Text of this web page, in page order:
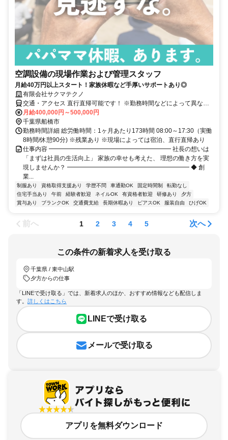
空調設備の現場作業および管理スタッフ
月給40万円以上スタート！家族休暇など手厚いサポートあり◎
有限会社サクマテクノ
交通・アクセス 直行直帰可能です！ ※勤務時間などによって異なる
場合もございます。
月給400,000円～500,000円
千葉県船橋市
勤務時間詳細 総労働時間：1ヶ月あたり173時間 08:00～17:30（実働
8時間/休憩90分) ※残業あり ※現場によっては宿泊、直行直帰あり
仕事内容 ━━━━━━━━━━━━━━━━━━━━ 社長の想いは
「まずは社員の生活向上」 家族の幸せも考えた、 理想の働き方を実
現しませんか？ ━━━━━━━━━━━━━━━━━━━━ ◆ 創
業...
制服あり 資格取得支援あり 学歴不問 車通勤OK 固定時間制
転勤なし
住宅手当あり
午前 経験者歓迎 ネイルOK 有資格者歓迎 研修あり
夕方
賞与あり
ブランクOK 交通費支給 長期休暇あり ピアスOK 服装自由 ひげOK
前へ 1 2 3 4 5 次へ
この条件の新着求人を受け取る
千葉県 / 東中山駅
夕方からの仕事
「LINEで受け取る」では、新着求人のほか、おすすめ情報なども配信しま
す。 詳しくはこちら
LINEで受け取る
メールで受け取る
アプリを無料ダウンロード